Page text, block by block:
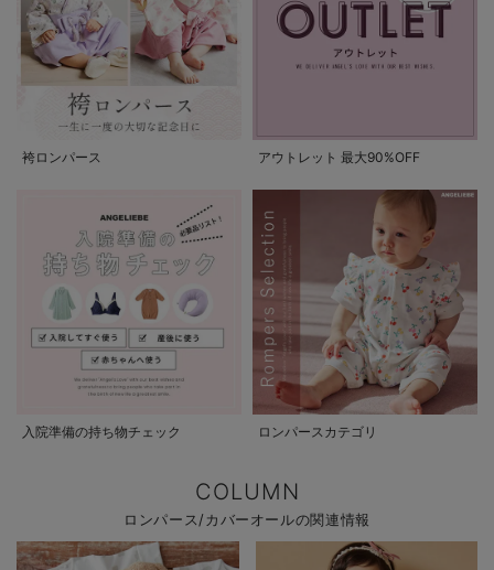
袴ロンパース アウトレット 最大90%OFF
入院準備の持ち物チェック ロンパースカテゴリ
COLUMN
ロンパース/カバーオールの関連情報